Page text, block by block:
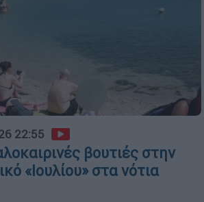
22:55
βουτιές στην
«Ιουλίου» στα νότια